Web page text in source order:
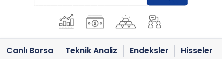
Canlı Borsa Teknik Analiz Endeksler Hisseler